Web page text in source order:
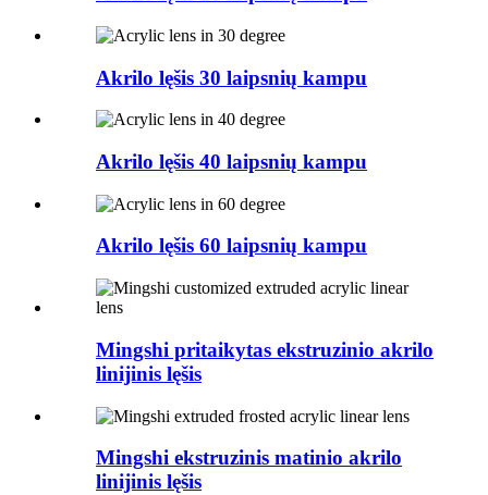
Akrilo lęšis 30 laipsnių kampu
Akrilo lęšis 40 laipsnių kampu
Akrilo lęšis 60 laipsnių kampu
Mingshi pritaikytas ekstruzinio akrilo
linijinis lęšis
Mingshi ekstruzinis matinio akrilo
linijinis lęšis